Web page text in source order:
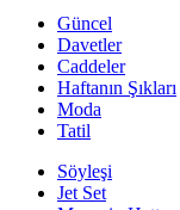
caddelerinde
Aşk yeniden...
Bir dargın bir
olaylı bir
Bebek'te